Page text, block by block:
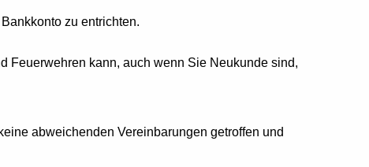
zu entrichten.
Feuerwehren kann, auch wenn Sie Neukunde sind,
abweichenden Vereinbarungen getroffen und